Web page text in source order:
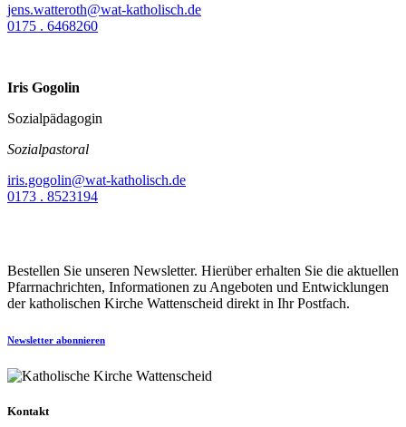
jens.watteroth@wat-katholisch.de
0175 . 6468260
Iris Gogolin
Sozialpädagogin
Sozialpastoral
iris.gogolin@wat-katholisch.de
0173 . 8523194
Bestellen Sie unseren Newsletter. Hierüber erhalten Sie die aktuellen
Pfarrnachrichten, Informationen zu Angeboten und Entwicklungen
der katholischen Kirche Wattenscheid direkt in Ihr Postfach.
Newsletter abonnieren
Kontakt